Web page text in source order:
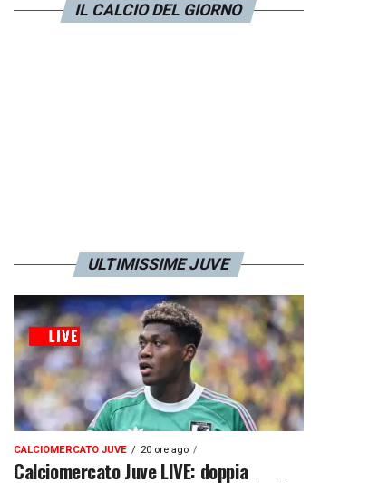
IL CALCIO DEL GIORNO
ULTIMISSIME JUVE
CALCIOMERCATO JUVE 20 ore ago
Calciomercato Juve LIVE: doppia